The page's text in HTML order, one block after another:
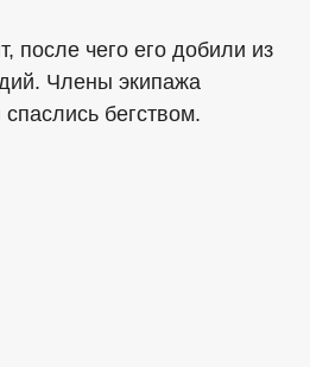
после чего его добили из
Члены экипажа
бегством.